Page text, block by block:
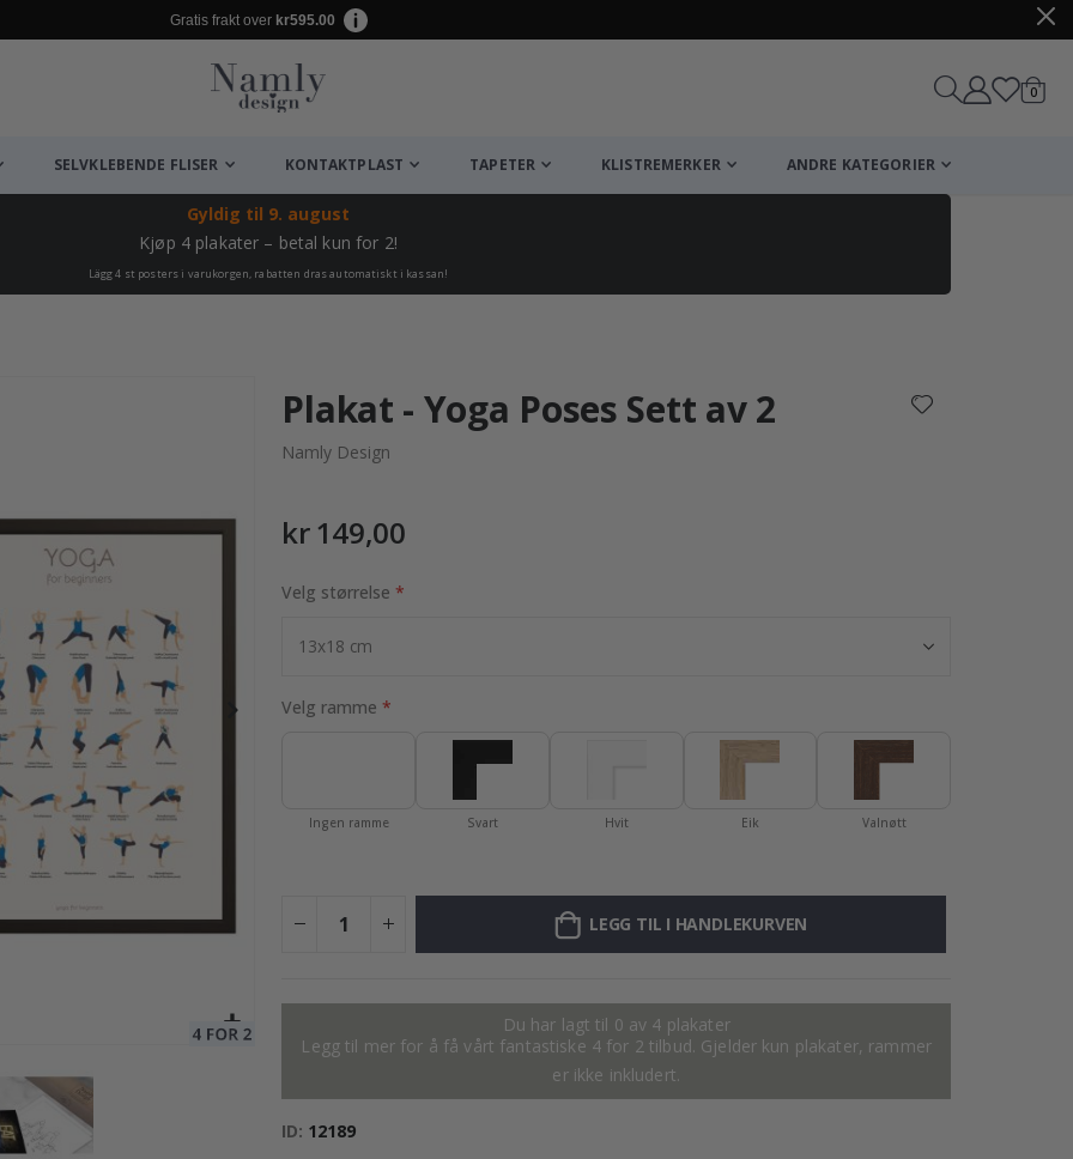
Gratis frakt over kr595.00
0varer
SELVKLEBENDE FLISER KONTAKTPLAST TAPETER KLISTREMERKER ANDRE KATEGORIER
Gyldig til 9. august
Kjøp 4 plakater – betal kun for 2!
Lägg 4 st posters i varukorgen, rabatten dras automatiskt i kassan!
169,00 Kr
Plakat - Yoga Poses Sett av 2
Namly Design
kr 149,00
Velg størrelse
Velg ramme
Ingen ramme Svart Hvit Eik Valnøtt
LEGG TIL I HANDLEKURVEN
Du har lagt til 0 av 4 plakater
Legg til mer for å få vårt fantastiske 4 for 2 tilbud. Gjelder kun plakater, rammer
er ikke inkludert.
ID 12189